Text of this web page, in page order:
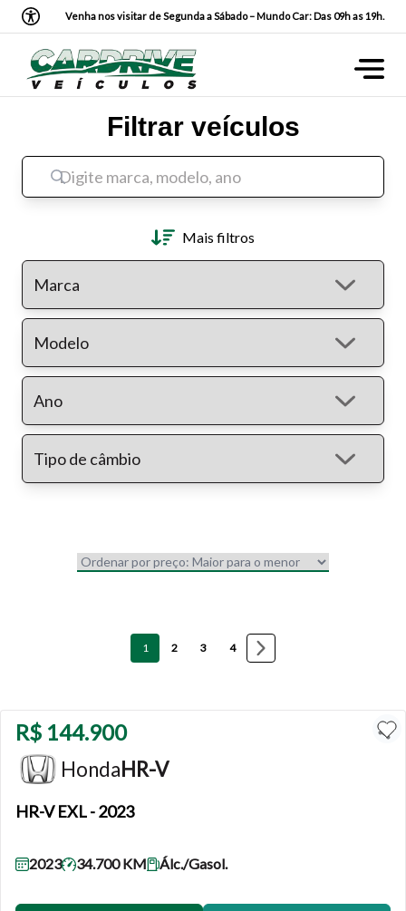
Venha nos visitar de Segunda a Sábado – Mundo Car: Das 09h as 19h.
Filtrar veículos
Mais filtros
1 2 3 4
R$ 144.900
HondaHR-V
HR-V EXL - 2023
2023 34.700 KM Álc./Gasol.